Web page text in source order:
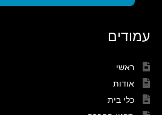
עמודים
ראשי
אודות
כלי בית